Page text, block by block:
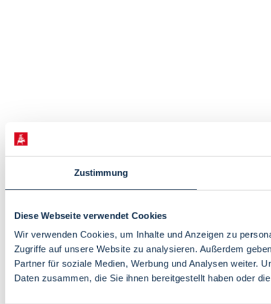
Zustimmung
Diese Webseite verwendet Cookies
Wir verwenden Cookies, um Inhalte und Anzeigen zu
Zugriffe auf unsere Website zu analysieren. Außerdem
Partner für soziale Medien, Werbung und Analysen weiter.
Daten zusammen, die Sie ihnen bereitgestellt haben oder